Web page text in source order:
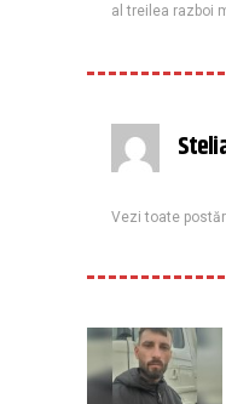
al treilea razboi
Vezi toate